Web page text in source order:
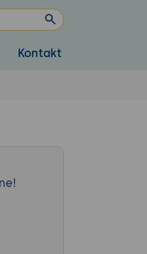
Kontakt